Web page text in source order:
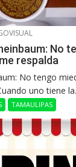
No
respalda
No tengo
uno tiene
TAMAULIPAS